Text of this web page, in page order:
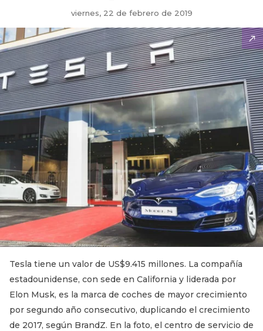
viernes, 22 de febrero de 2019
Tesla tiene un valor de US$9.415 millones. La compañía
estadounidense, con sede en California y liderada por
Elon Musk, es la marca de coches de mayor crecimiento
por segundo año consecutivo, duplicando el crecimiento
de 2017, según BrandZ. En la foto, el centro de servicio de